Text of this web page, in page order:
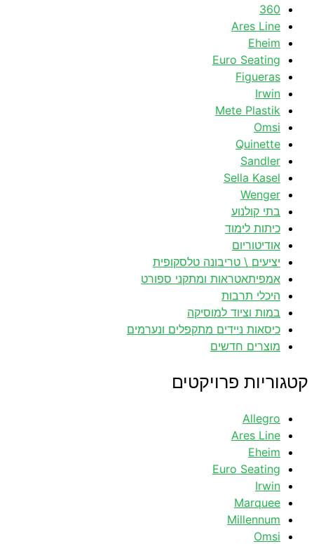
360
Ares Line
Eheim
Euro Seating
Figueras
Irwin
Mete Plastik
Omsi
Quinette
Sandler
Sella Kasel
Wenger
בתי קולנוע
כיתות לימוד
אודיטוריום
יציעים \ טריבונה טלסקופית
אמפיתאטראות ומתקני ספורט
היכלי תרבות
במות וציוד למוסיקה
כיסאות ניידים מתקפלים ונערמים
מוצרים חדשים
קטגוריות פרויקטים
Allegro
Ares Line
Eheim
Euro Seating
Irwin
Marquee
Millennum
Omsi